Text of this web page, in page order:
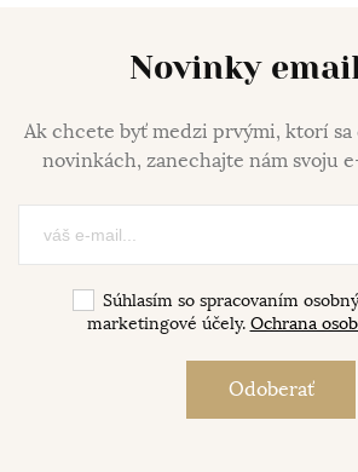
Novinky
Ak chcete byť medzi prvými, ktorí sa
novinkách, zanechajte nám svoju
Súhlasím so spracovaním
marketingové účely. Ochrana